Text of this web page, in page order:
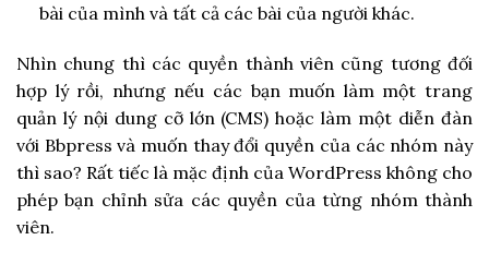
bài của mình và tất cả các bài của người khác.
Nhìn chung thì các quyền thành viên cũng tương đối
hợp lý rồi, nhưng nếu các bạn muốn làm một trang
quản lý nội dung cỡ lớn (CMS) hoặc làm một diễn đàn
với Bbpress và muốn thay đổi quyền của các nhóm này
thì sao? Rất tiếc là mặc định của WordPress không cho
phép bạn chỉnh sửa các quyền của từng nhóm thành
viên.